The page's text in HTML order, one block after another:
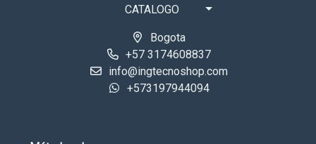
CATALOGO
Bogota
+57 3174608837
info@ingtecnoshop.com
+573197944094